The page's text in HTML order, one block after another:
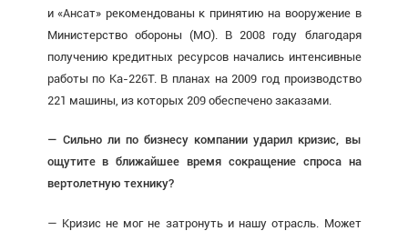
и «Ансат» рекомендованы к принятию на вооружение в
Министерство обороны (МО). В 2008 году благодаря
получению кредитных ресурсов начались интенсивные
работы по Ка-226Т. В планах на 2009 год производство
221 машины, из которых 209 обеспечено заказами.
— Сильно ли по бизнесу компании ударил кризис, вы
ощутите в ближайшее время сокращение спроса на
вертолетную технику?
— Кризис не мог не затронуть и нашу отрасль. Может